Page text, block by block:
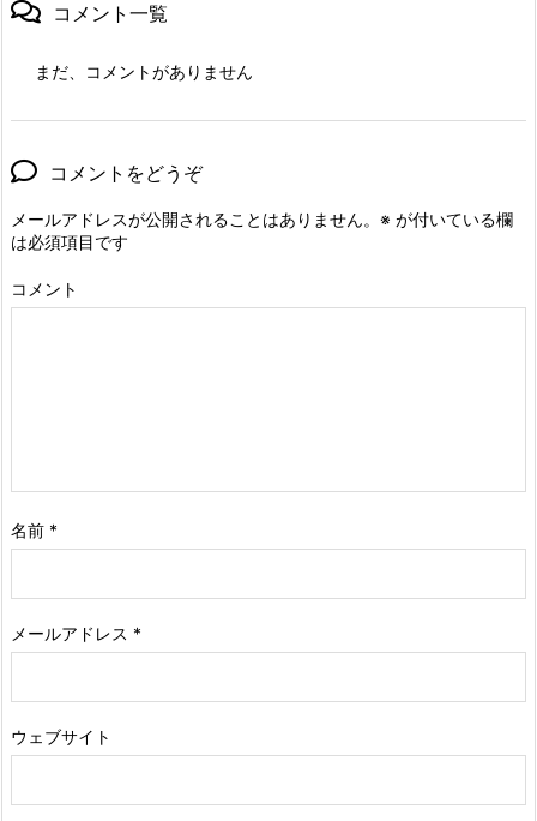
コメント一覧
まだ、コメントがありません
コメントをどうぞ
メールアドレスが公開されることはありません。 ※ が付いている欄
は必須項目です
コメント
名前 *
メールアドレス *
ウェブサイト